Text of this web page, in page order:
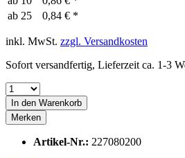
ab 25 0,84 € *
inkl. MwSt. zzgl. Versandkosten
Sofort versandfertig, Lieferzeit ca. 1-3
In den Warenkorb
Merken
Artikel-Nr.: 227080200